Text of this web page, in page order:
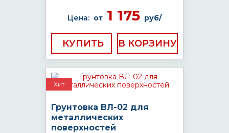
Цена: от 1 175 руб/
КУПИТЬ
Хит
Грунтовка ВЛ-02 для
металлических
поверхностей